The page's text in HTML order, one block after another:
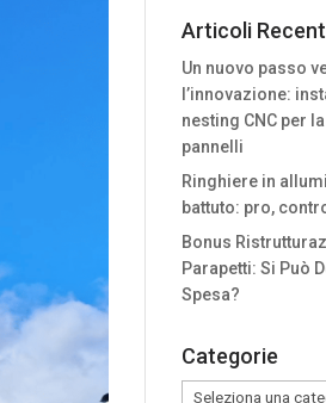
Articoli
Un nuovo passo
l’innovazione:
nesting CNC per
pannelli
Ringhiere in
battuto: pro,
Bonus
Parapetti: Si Può
Spesa?
Categorie
Categorie